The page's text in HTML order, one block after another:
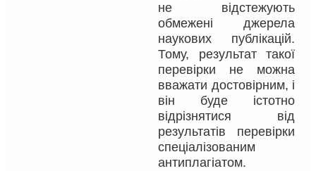
не відстежують
обмежені джерела
наукових публікацій.
Тому, результат такої
перевірки не можна
вважати достовірним, і
він буде істотно
відрізнятися від
результатів перевірки
спеціалізованим
антиплагіатом.